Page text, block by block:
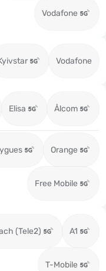
Vodafone
Vodafone
Elisa Ålcom
Orange
Free Mobile
(Tele2) A1
T-Mobile